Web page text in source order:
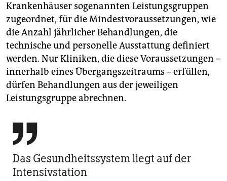
Krankenhäuser sogenannten Leistungsgruppen
zugeordnet, für die Mindestvoraussetzungen, wie
die Anzahl jährlicher Behandlungen, die
technische und personelle Ausstattung definiert
werden. Nur Kliniken, die diese Voraussetzungen –
innerhalb eines Übergangszeitraums – erfüllen,
dürfen Behandlungen aus der jeweiligen
Leistungsgruppe abrechnen.

Das Gesund­heits­system liegt auf der
Intensivstation